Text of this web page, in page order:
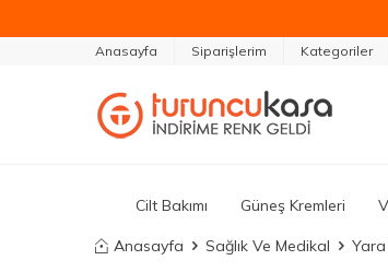
Anasayfa Siparişlerim Kategoriler
Cilt Bakımı Güneş Kremleri
Anasayfa Sağlık Ve Medikal Yara